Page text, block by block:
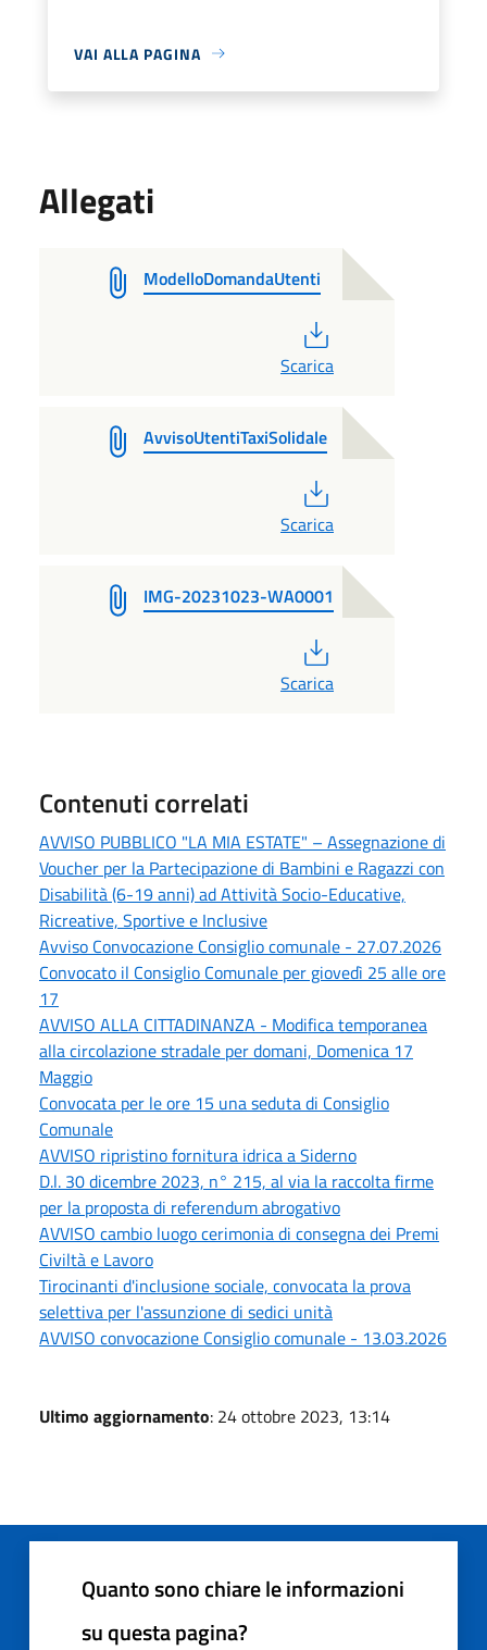
VAI ALLA PAGINA
Allegati
ModelloDomandaUtenti
Scarica
AvvisoUtentiTaxiSolidale
Scarica
IMG-20231023-WA0001
Scarica
Contenuti correlati
AVVISO PUBBLICO "LA MIA ESTATE" – Assegnazione di
Voucher per la Partecipazione di Bambini e Ragazzi con
Disabilità (6-19 anni) ad Attività Socio-Educative,
Ricreative, Sportive e Inclusive
Avviso Convocazione Consiglio comunale - 27.07.2026
Convocato il Consiglio Comunale per giovedì 25 alle ore
17
AVVISO ALLA CITTADINANZA - Modifica temporanea
alla circolazione stradale per domani, Domenica 17
Maggio
Convocata per le ore 15 una seduta di Consiglio
Comunale
AVVISO ripristino fornitura idrica a Siderno
D.l. 30 dicembre 2023, n° 215, al via la raccolta firme
per la proposta di referendum abrogativo
AVVISO cambio luogo cerimonia di consegna dei Premi
Civiltà e Lavoro
Tirocinanti d'inclusione sociale, convocata la prova
selettiva per l'assunzione di sedici unità
AVVISO convocazione Consiglio comunale - 13.03.2026
Ultimo aggiornamento: 24 ottobre 2023, 13:14
Quanto sono chiare le informazioni
su questa pagina?